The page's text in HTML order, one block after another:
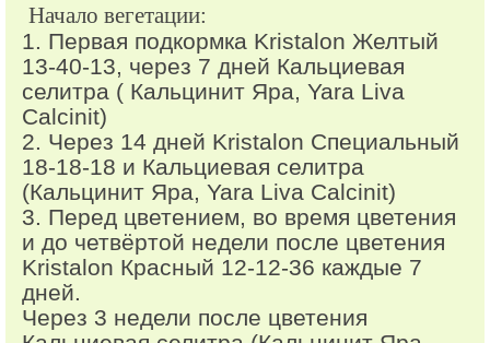
Начало вегетации:
1. Первая подкормка Kristalon Желтый
13-40-13, через 7 дней Кальциевая
селитра ( Кальцинит Яра, Yara Liva
Calcinit)
2. Через 14 дней Kristalon Специальный
18-18-18 и Кальциевая селитра
(Кальцинит Яра, Yara Liva Calcinit)
3. Перед цветением, во время цветения
и до четвёртой недели после цветения
Kristalon Красный 12-12-36 каждые 7
дней.
Через 3 недели после цветения